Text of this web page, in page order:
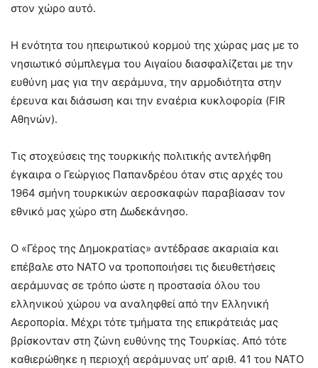
στον χώρο αυτό.
Η ενότητα του ηπειρωτικού κορμού της χώρας μας με το
νησιωτικό σύμπλεγμα του Αιγαίου διασφαλίζεται με την
ευθύνη μας για την αεράμυνα, την αρμοδιότητα στην
έρευνα και διάσωση και την εναέρια κυκλοφορία (FIR
Αθηνών).
Τις στοχεύσεις της τουρκικής πολιτικής αντελήφθη
έγκαιρα ο Γεώργιος Παπανδρέου όταν στις αρχές του
1964 σμήνη τουρκικών αεροσκαφών παραβίασαν τον
εθνικό μας χώρο στη Δωδεκάνησο.
Ο «Γέρος της Δημοκρατίας» αντέδρασε ακαριαία και
επέβαλε στο ΝΑΤΟ να τροποποιήσει τις διευθετήσεις
αεράμυνας σε τρόπο ώστε η προστασία όλου του
ελληνικού χώρου να αναληφθεί από την Ελληνική
Αεροπορία. Μέχρι τότε τμήματα της επικράτειάς μας
βρίσκονταν στη ζώνη ευθύνης της Τουρκίας. Από τότε
καθιερώθηκε η περιοχή αεράμυνας υπ’ αριθ. 41 του ΝΑΤΟ